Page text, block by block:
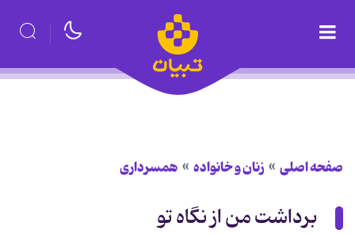
صفحه اصلی زنان و خانواده همسرداری
برداشت من از نگاه تو